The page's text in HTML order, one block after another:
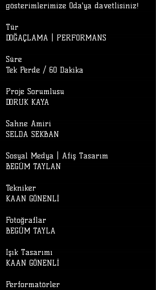
gösterimlerimize Oda'ya davetlisiniz!
Tür
DOĞAÇLAMA | PERFORMANS
Süre
Tek Perde / 60 Dakika
Proje Sorumlusu
DORUK KAYA
Sahne Amiri
SELDA SEKBAN
Sosyal Medya | Afiş Tasarım
BEGÜM TAYLAN
Tekniker
KAAN GÖNENLİ
Fotoğraflar
BEGÜM TAYLA
Işık Tasarımı
KAAN GÖNENLİ
Performatörler